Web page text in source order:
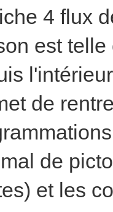
4 flux
est
de
de
et les